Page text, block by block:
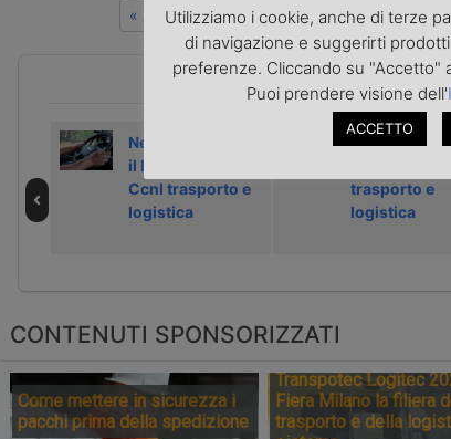
« Articolo precedente
ARTICOLI
Nel 2026 sparirà
il livello 6J del
Ccnl trasporto e
logistica
Nuova rata di
trasporto e
logistica
CONTENUTI SPONSORIZZATI
Come mettere in sicurezza i
pacchi prima della spedizione
Transpotec Logitec
Fiera Milano la filiera
trasporto e della
Utilizziamo i cookie, anche di terze
di navigazione e suggerirti
preferenze. Cliccando su "Accetto"
Puoi prendere visione dell'
ACCETTO